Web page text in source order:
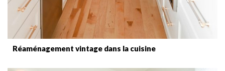
Réaménagement vintage dans la cuisine